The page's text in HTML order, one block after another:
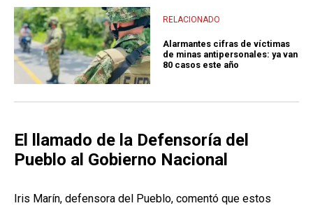
RELACIONADO
Alarmantes cifras de víctimas
de minas antipersonales: ya van
80 casos este año
El llamado de la Defensoría del
Pueblo al Gobierno Nacional
Iris Marín, defensora del Pueblo, comentó que estos